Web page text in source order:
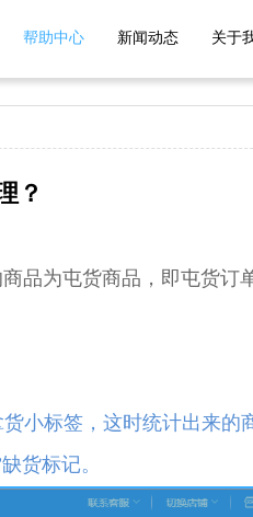
小红书
帮助中心 新闻动态 关于
？
为屯货商品，即屯货订
小标签，这时统计出来的
货标记。